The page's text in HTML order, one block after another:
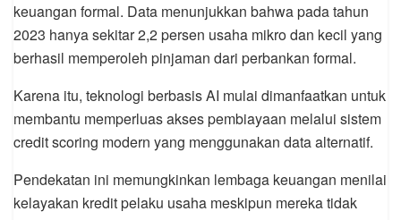
keuangan formal. Data menunjukkan bahwa pada tahun
2023 hanya sekitar 2,2 persen usaha mikro dan kecil yang
berhasil memperoleh pinjaman dari perbankan formal.
Karena itu, teknologi berbasis AI mulai dimanfaatkan untuk
membantu memperluas akses pembiayaan melalui sistem
credit scoring modern yang menggunakan data alternatif.
Pendekatan ini memungkinkan lembaga keuangan menilai
kelayakan kredit pelaku usaha meskipun mereka tidak